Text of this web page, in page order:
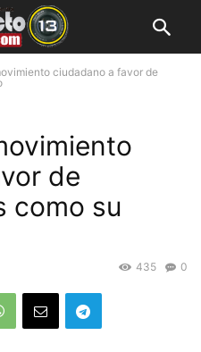
ciudadano a favor de
de
como su
0
435